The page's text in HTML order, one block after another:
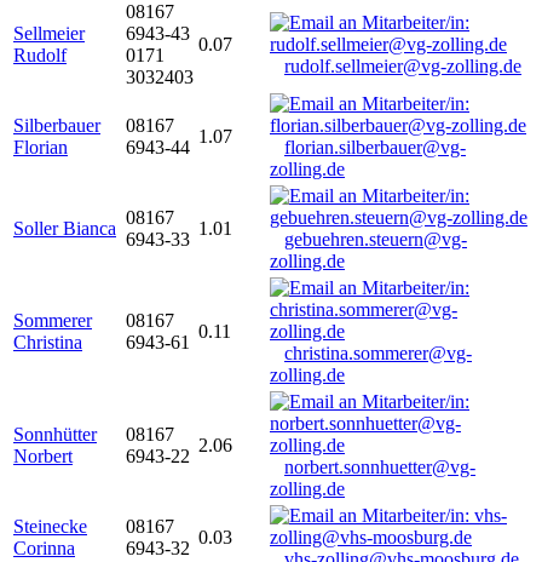
Sellmeier
Rudolf
08167
6943-43
0171
3032403
0.07
rudolf.sellmeier@vg-zolling.de
Silberbauer
Florian
08167
6943-44
1.07
florian.silberbauer@vg-
zolling.de
Soller Bianca
08167
6943-33
1.01
gebuehren.steuern@vg-
zolling.de
Sommerer
Christina
08167
6943-61
0.11
christina.sommerer@vg-
zolling.de
Sonnhütter
Norbert
08167
6943-22
2.06
norbert.sonnhuetter@vg-
zolling.de
Steinecke
Corinna
08167
6943-32
0.03